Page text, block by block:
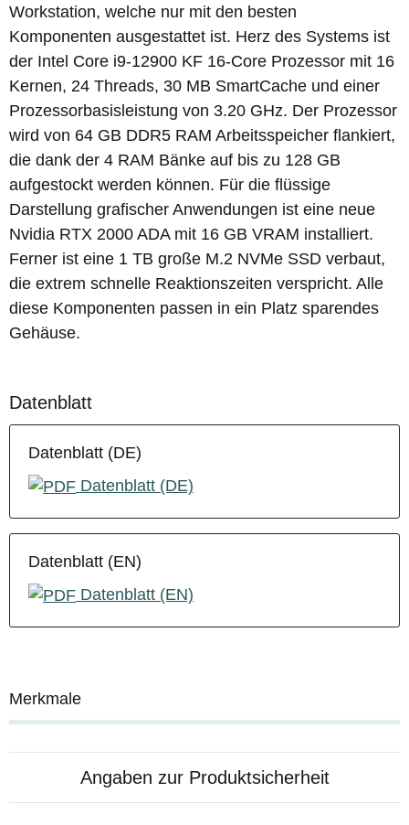
Workstation, welche nur mit den besten
Komponenten ausgestattet ist. Herz des Systems ist
der Intel Core i9-12900 KF 16-Core Prozessor mit 16
Kernen, 24 Threads, 30 MB SmartCache und einer
Prozessorbasisleistung von 3.20 GHz. Der Prozessor
wird von 64 GB DDR5 RAM Arbeitsspeicher flankiert,
die dank der 4 RAM Bänke auf bis zu 128 GB
aufgestockt werden können. Für die flüssige
Darstellung grafischer Anwendungen ist eine neue
Nvidia RTX 2000 ADA mit 16 GB VRAM installiert.
Ferner ist eine 1 TB große M.2 NVMe SSD verbaut,
die extrem schnelle Reaktionszeiten verspricht. Alle
diese Komponenten passen in ein Platz sparendes
Gehäuse.
Datenblatt
Datenblatt (DE)
Datenblatt (DE)
Datenblatt (EN)
Datenblatt (EN)
Merkmale
Angaben zur Produktsicherheit